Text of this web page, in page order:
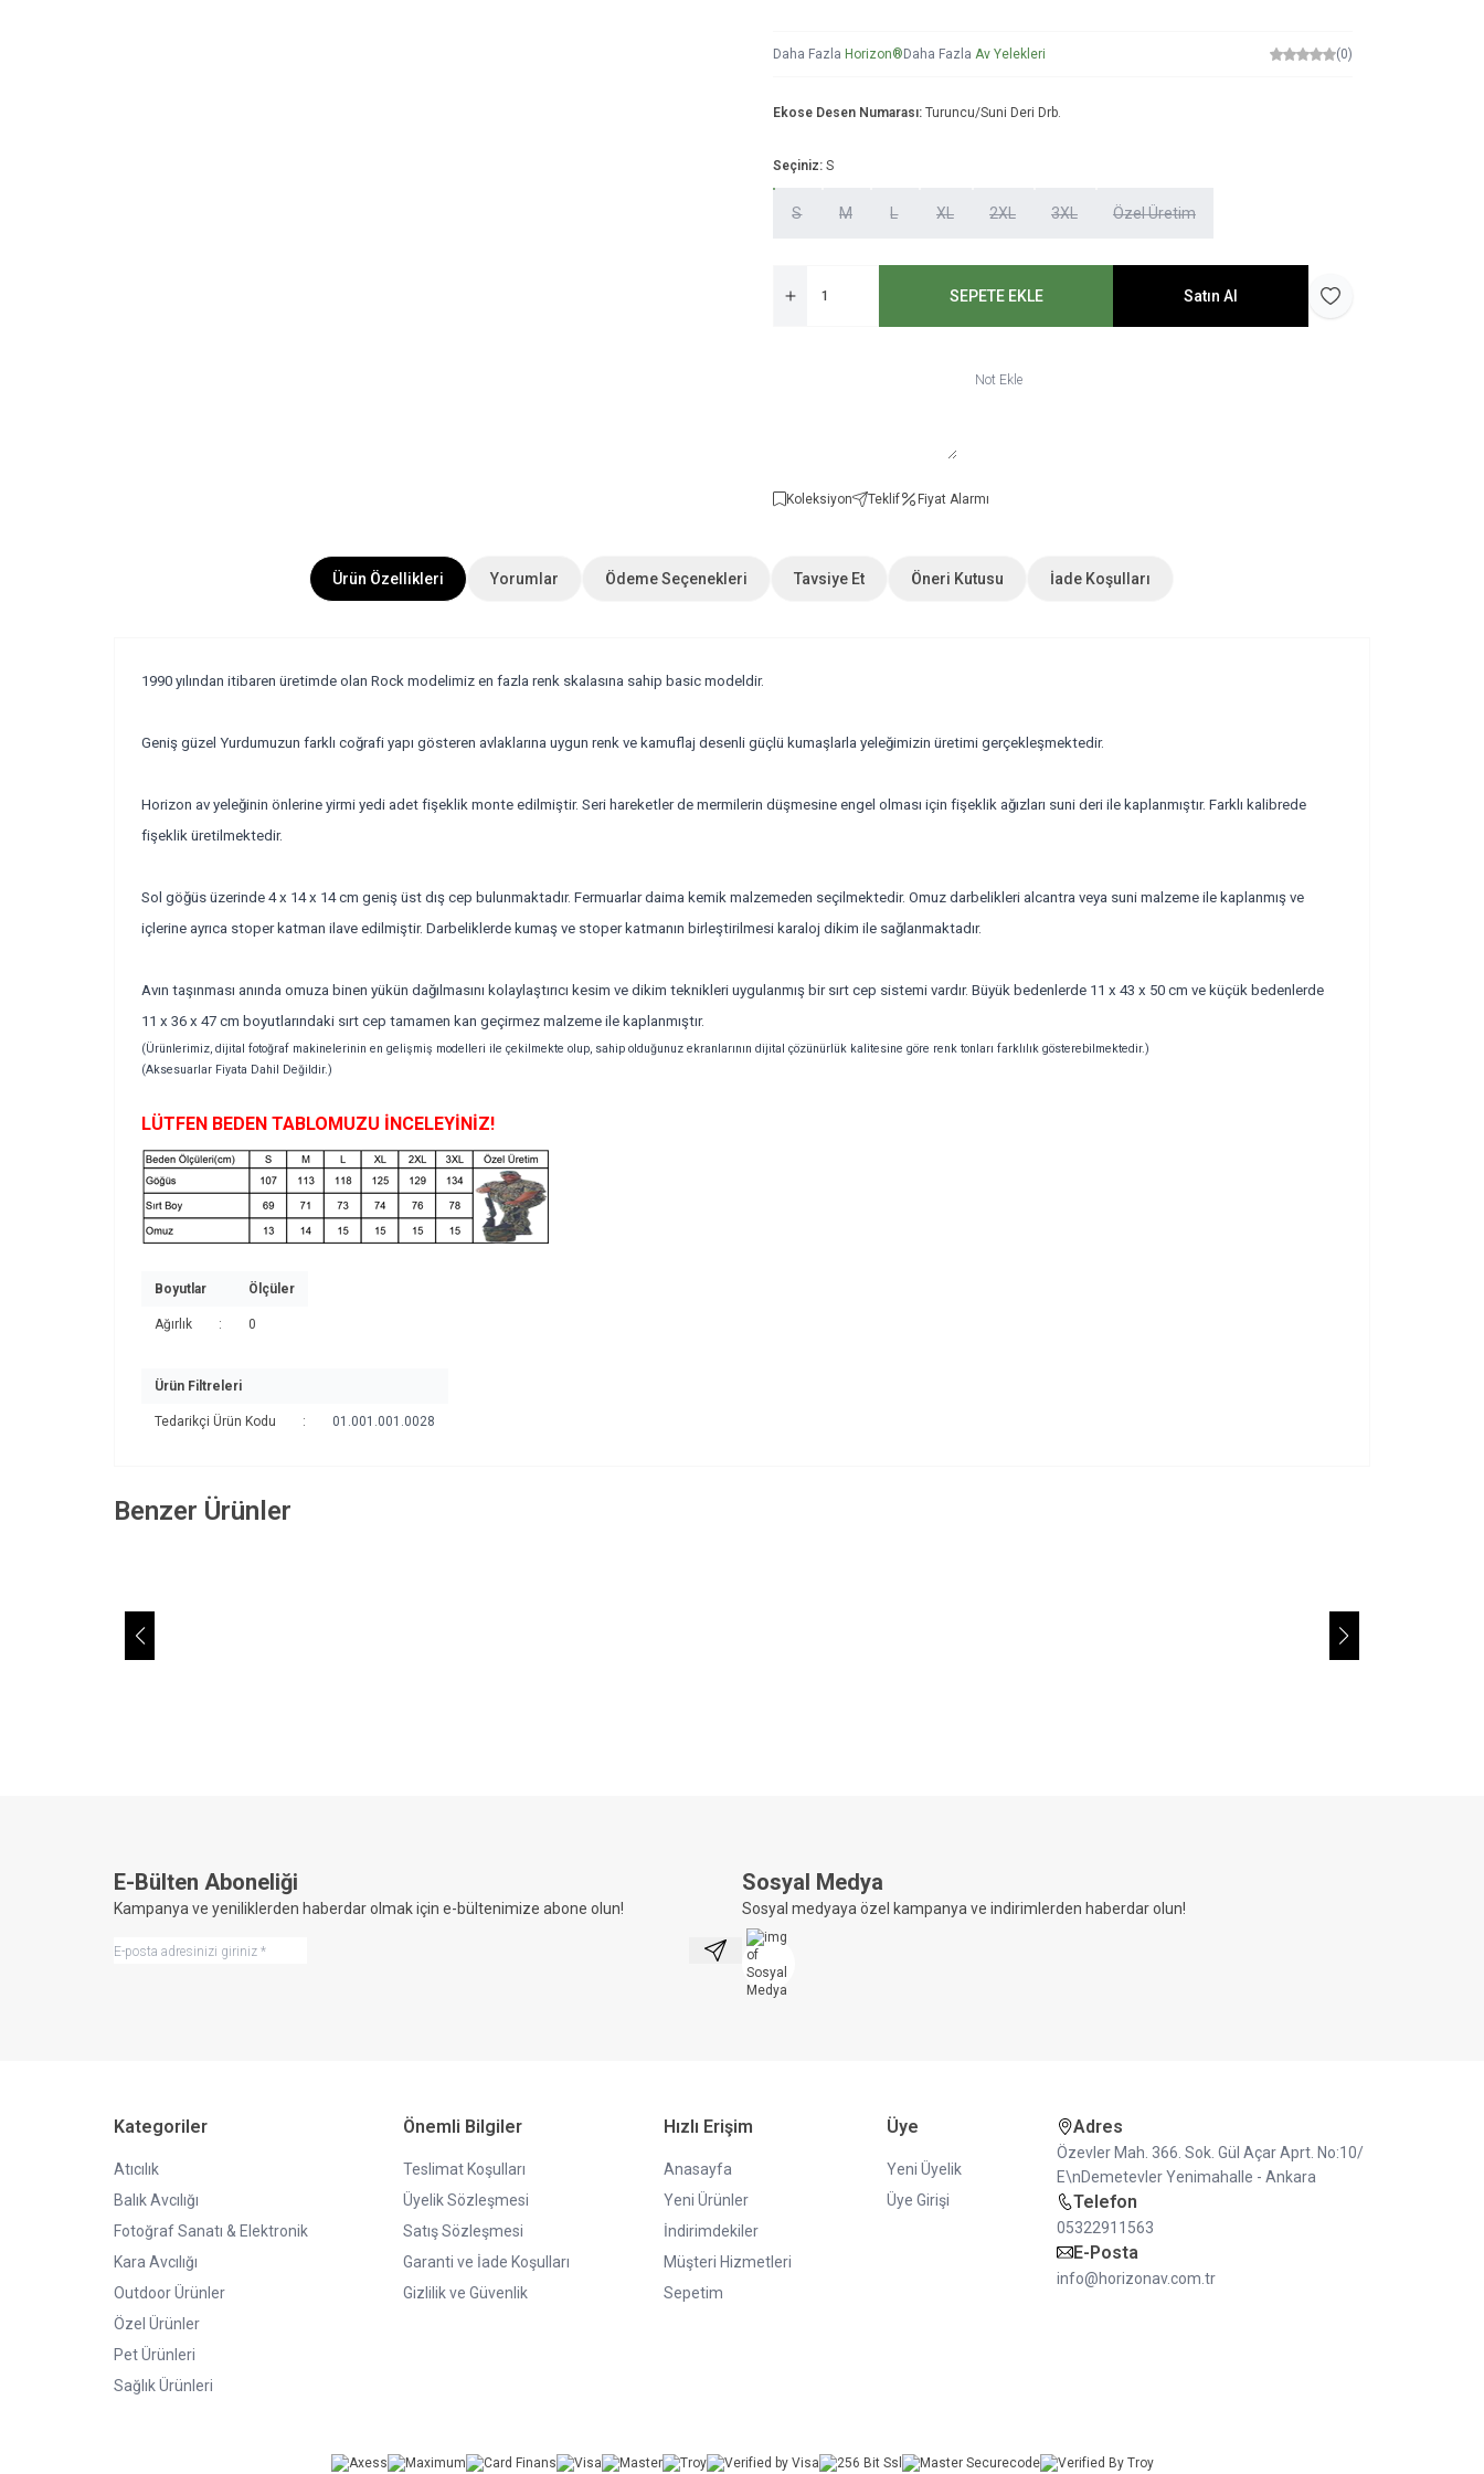
Daha Fazla Horizon®Daha Fazla Av Yelekleri (0)
Ekose Desen Numarası: Turuncu/Suni Deri Drb.
Seçiniz: S
S M L XL 2XL 3XL Özel Üretim
SEPETE EKLE Satın Al Favoriye Ekle
Not Ekle
Koleksiyon Teklif Fiyat Alarmı
Ürün Özellikleri Yorumlar Ödeme Seçenekleri Tavsiye Et Öneri Kutusu İade Koşulları
1990 yılından itibaren üretimde olan Rock modelimiz en fazla renk skalasına sahip basic modeldir.
Geniş güzel Yurdumuzun farklı coğrafi yapı gösteren avlaklarına uygun renk ve kamuflaj desenli güçlü kumaşlarla yeleğimizin üretimi gerçekleşmektedir.
Horizon av yeleğinin önlerine yirmi yedi adet fişeklik monte edilmiştir. Seri hareketler de mermilerin düşmesine engel olması için fişeklik ağızları suni deri ile kaplanmıştır. Farklı kalibrede
fişeklik üretilmektedir.
Sol göğüs üzerinde 4 x 14 x 14 cm geniş üst dış cep bulunmaktadır. Fermuarlar daima kemik malzemeden seçilmektedir. Omuz darbelikleri alcantra veya suni malzeme ile kaplanmış ve
içlerine ayrıca stoper katman ilave edilmiştir. Darbeliklerde kumaş ve stoper katmanın birleştirilmesi karaloj dikim ile sağlanmaktadır.
Avın taşınması anında omuza binen yükün dağılmasını kolaylaştırıcı kesim ve dikim teknikleri uygulanmış bir sırt cep sistemi vardır. Büyük bedenlerde 11 x 43 x 50 cm ve küçük bedenlerde
11 x 36 x 47 cm boyutlarındaki sırt cep tamamen kan geçirmez malzeme ile kaplanmıştır.
(Ürünlerimiz, dijital fotoğraf makinelerinin en gelişmiş modelleri ile çekilmekte olup, sahip olduğunuz ekranlarının dijital çözünürlük kalitesine göre renk tonları farklılık gösterebilmektedir.)
(Aksesuarlar Fiyata Dahil Değildir.)
LÜTFEN BEDEN TABLOMUZU İNCELEYİNİZ!
Boyutlar Ölçüler
Ağırlık : 0
Ürün Filtreleri
Tedarikçi Ürün Kodu : 01.001.001.0028
Benzer Ürünler
Av Yeleği-0002
4.506,00
E-Bülten Aboneliği
Kampanya ve yeniliklerden haberdar olmak için e-bültenimize abone olun!
Kayıt Ol
Sosyal Medya
Sosyal medyaya özel kampanya ve indirimlerden haberdar olun!
Kategoriler
Atıcılık
Balık Avcılığı
Fotoğraf Sanatı & Elektronik
Kara Avcılığı
Outdoor Ürünler
Özel Ürünler
Pet Ürünleri
Sağlık Ürünleri
Önemli Bilgiler
Teslimat Koşulları
Üyelik Sözleşmesi
Satış Sözleşmesi
Garanti ve İade Koşulları
Gizlilik ve Güvenlik
Hızlı Erişim
Anasayfa
Yeni Ürünler
İndirimdekiler
Müşteri Hizmetleri
Sepetim
Üye
Yeni Üyelik
Üye Girişi
Adres
Özevler Mah. 366. Sok. Gül Açar Aprt. No:10/
E\nDemetevler Yenimahalle - Ankara
Telefon
05322911563
E-Posta
info@horizonav.com.tr